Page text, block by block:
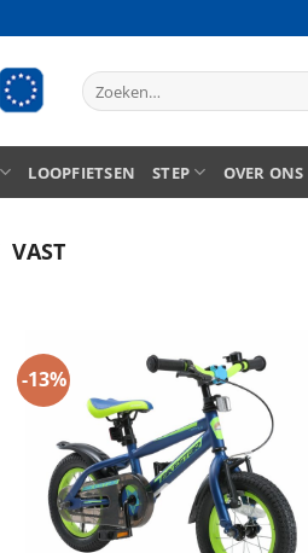
Zoeken
naar:
LOOPFIETSEN STEP OVER ONS
VAST
-13%